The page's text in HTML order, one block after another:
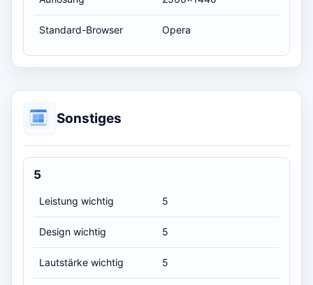
Standard-Browser Opera
Sonstiges
5
Leistung wichtig 5
Design wichtig 5
Lautstärke wichtig 5